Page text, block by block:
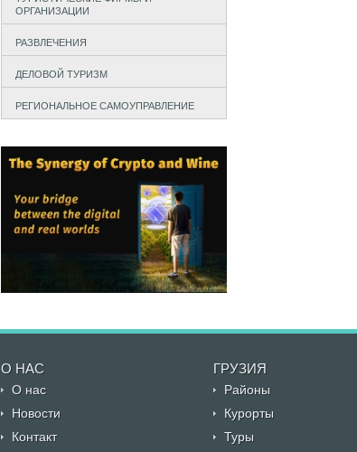
ОРГАНИЗАЦИИ
РАЗВЛЕЧЕНИЯ
ДЕЛОВОЙ ТУРИЗМ
РЕГИОНАЛЬНОЕ САМОУПРАВЛЕНИЕ
О НАС ГРУЗИЯ
О нас Районы
Новости
Курорты
Контакт
Туры